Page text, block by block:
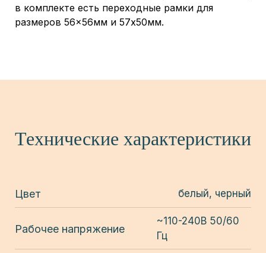
в комплекте есть переходные рамки для
размеров 56×56мм и 57х50мм.
Технические характеристики
Цвет белый, черный
Рабочее напряжение
~110-240В 50/60
Гц